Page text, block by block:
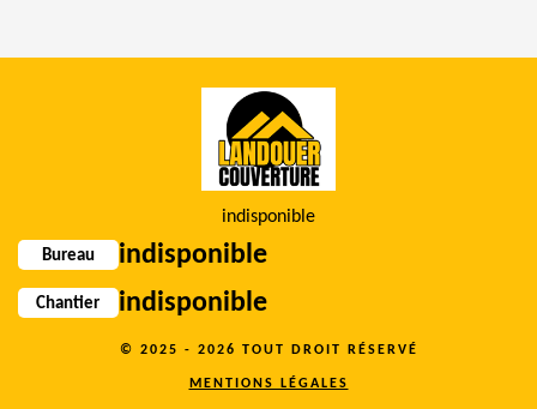
indisponible
Bureau indisponible
Chantier indisponible
© 2025 - 2026 TOUT DROIT RÉSERVÉ
MENTIONS LÉGALES